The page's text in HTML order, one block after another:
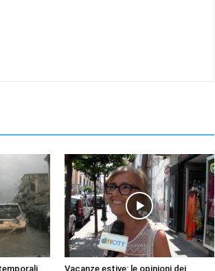
Vacanze estive: le opinioni dei